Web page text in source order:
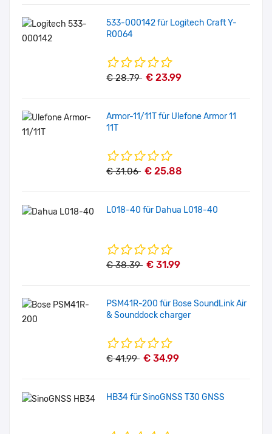
533-000142 für Logitech Craft Y-
R0064
€ 28.79 € 23.99
Armor-11/11T für Ulefone Armor 11
11T
€ 31.06 € 25.88
L018-40 für Dahua L018-40
€ 38.39 € 31.99
PSM41R-200 für Bose SoundLink Air
& Sounddock charger
€ 41.99 € 34.99
HB34 für SinoGNSS T30 GNSS